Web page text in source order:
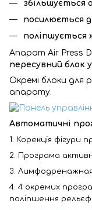
збільшується
посилюється
поліпшується
Апарат Air Press
пересувний блок
Окремі блоки для
апарату.
Автоматичні
1. Корекція фігури
2. Програма
3.
4. 4 окремих
поліпшення